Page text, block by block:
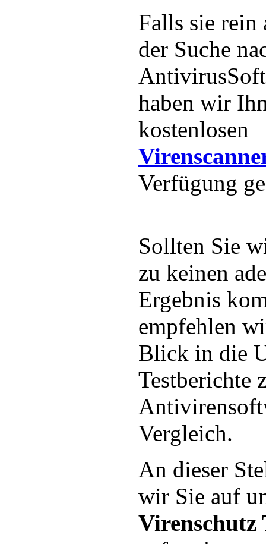
Falls sie rein
der Suche
haben wir
kostenlosen
Verfügung
Sollten Sie
zu keinen
Ergebnis
empfehlen
Blick in die
Testberichte
Vergleich.
An dieser
wir Sie auf
Virenschutz